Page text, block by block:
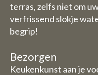
terras, zelfs niet om
verfrissend slokje
begrip!
Bezorgen
Keukenkunst aan je